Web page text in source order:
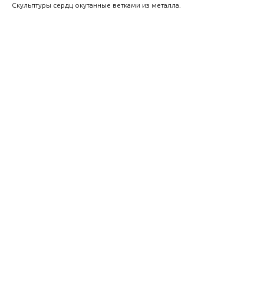
Скульптуры сердц окутанные ветками из металла.